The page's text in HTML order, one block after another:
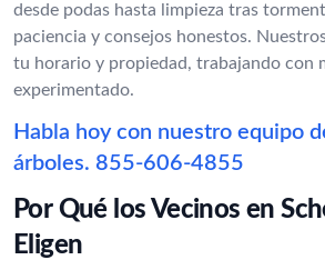
desde podas hasta limpieza tras
paciencia y consejos honestos.
tu horario y propiedad, trabajando con
experimentado.
Habla hoy con nuestro equipo
árboles. 855-606-4855
Por Qué los Vecinos en
Eligen